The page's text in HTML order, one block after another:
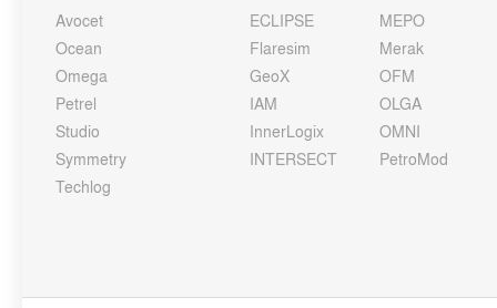
Avocet
Ocean
Omega
Petrel
Studio
Symmetry
Techlog
ECLIPSE
Flaresim
GeoX
IAM
InnerLogix
INTERSECT
MEPO
Merak
OFM
OLGA
OMNI
PetroMod